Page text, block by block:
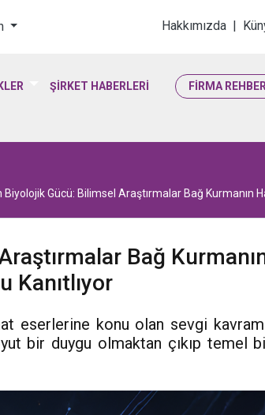
YaşamHakkımızda |
ŞİRKET HABERLERİ FİRMA
Biyolojik Gücü: Bilimsel Araştırmalar Bağ Kurmanın
Bağ
Kanıtlıyor
eserlerine konu olan sevgi
bir duygu olmaktan çıkıp temel